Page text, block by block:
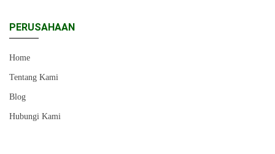
PERUSAHAAN
Home
Tentang Kami
Blog
Hubungi Kami